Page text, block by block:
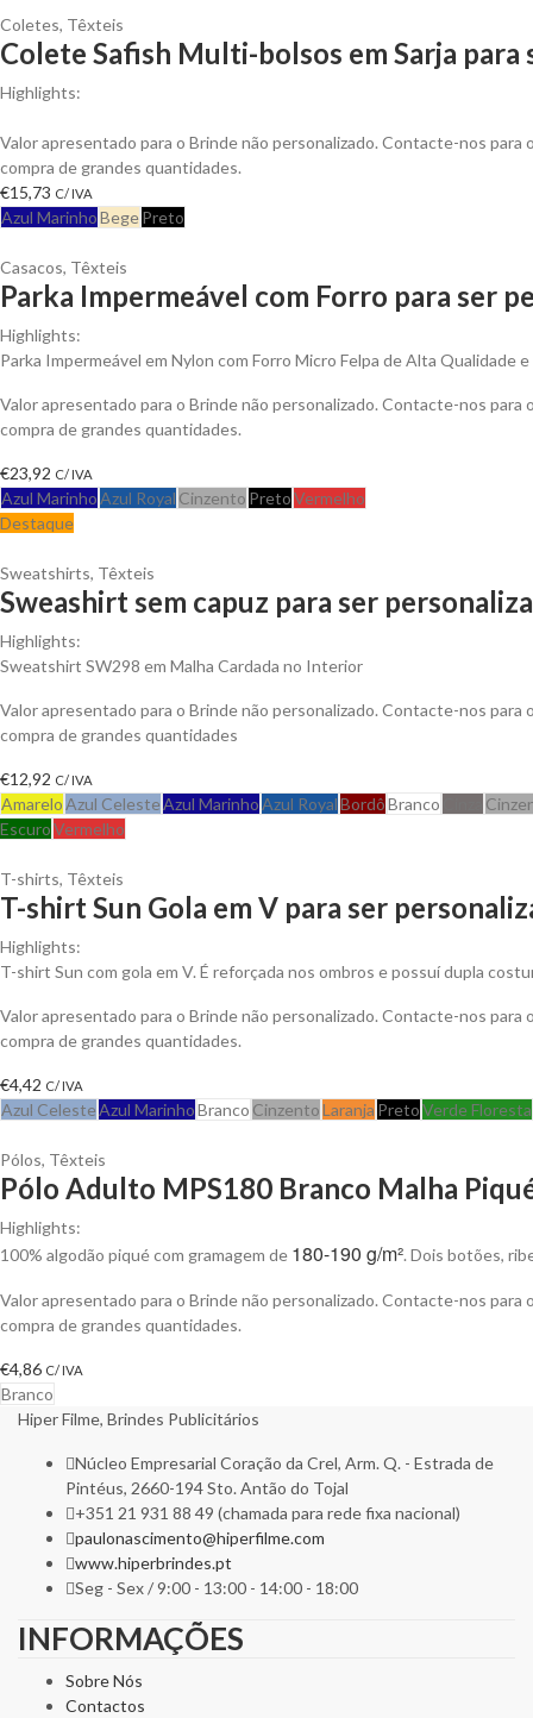
Coletes, Têxteis
Colete Safish Multi-bolsos em Sarja para
Highlights:
Valor apresentado para o Brinde não personalizado. Contacte-nos para
compra de grandes quantidades.
€15,73 C/ IVA
Azul MarinhoBegePreto
Casacos, Têxteis
Parka Impermeável com Forro para ser
Highlights:
Parka Impermeável em Nylon com Forro Micro Felpa de Alta Qualidade
Valor apresentado para o Brinde não personalizado. Contacte-nos para
compra de grandes quantidades.
€23,92 C/ IVA
Azul MarinhoAzul Royal Cinzento PretoVermelho
Destaque
Sweatshirts, Têxteis
Sweashirt sem capuz para ser
Highlights:
Sweatshirt SW298 em Malha Cardada no Interior
Valor apresentado para o Brinde não personalizado. Contacte-nos para
compra de grandes quantidades
€12,92 C/ IVA
AmareloAzul CelesteAzul MarinhoAzul RoyalBordôBranco
EscuroVermelho
T-shirts, Têxteis
T-shirt Sun Gola em V para ser
Highlights:
T-shirt Sun com gola em V. É reforçada nos ombros e possuí dupla
Valor apresentado para o Brinde não personalizado. Contacte-nos para
compra de grandes quantidades.
€4,42 C/ IVA
Azul CelesteAzul MarinhoBranco CinzentoLaranja PretoVerde Floresta
Pólos, Têxteis
Pólo Adulto MPS180 Branco Malha
Highlights:
100% algodão piqué com gramagem de 180-190 g/m². Dois botões,
Valor apresentado para o Brinde não personalizado. Contacte-nos para
compra de grandes quantidades.
€4,86 C/ IVA
Branco
Hiper Filme, Brindes Publicitários
Núcleo Empresarial Coração da Crel, Arm. Q. - Estrada de
Pintéus, 2660-194 Sto. Antão do Tojal
+351 21 931 88 49 (chamada para rede fixa nacional)
paulonascimento@hiperfilme.com
www.hiperbrindes.pt
Seg - Sex / 9:00 - 13:00 - 14:00 - 18:00
INFORMAÇÕES
Sobre Nós
Contactos